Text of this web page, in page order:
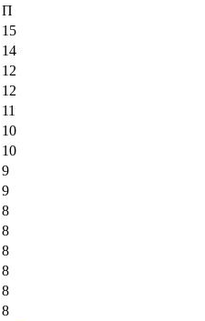
П
15
14
12
12
11
10
10
9
9
8
8
8
8
8
8